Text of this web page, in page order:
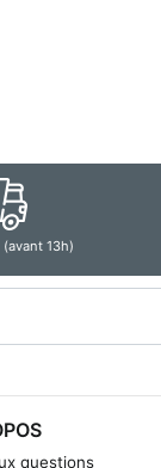
(avant 13h)
questions